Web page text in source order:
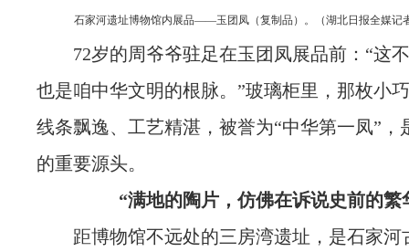
石家河遗址博物馆内展品——玉团凤（复制品）。（湖北日报全媒记
72岁的周爷爷驻足在玉团凤展品前：“这
也是咱中华文明的根脉。”玻璃柜里，那枚小
线条飘逸、工艺精湛，被誉为“中华第一凤”，
的重要源头。
“满地的陶片，仿佛在诉说史前的繁
距博物馆不远处的三房湾遗址，是石家河